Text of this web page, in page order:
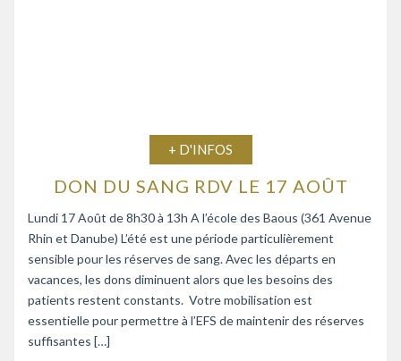
+ D'INFOS
DON DU SANG RDV LE 17 AOÛT
Lundi 17 Août de 8h30 à 13h A l’école des Baous (361 Avenue
Rhin et Danube) L’été est une période particulièrement
sensible pour les réserves de sang. Avec les départs en
vacances, les dons diminuent alors que les besoins des
patients restent constants. Votre mobilisation est
essentielle pour permettre à l’EFS de maintenir des réserves
suffisantes […]